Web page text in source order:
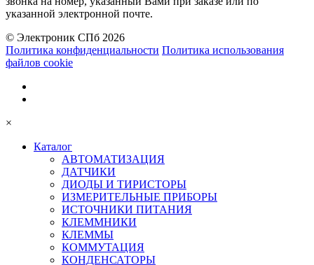
указанной электронной почте.
© Электроник СПб 2026
Политика конфиденциальности Политика использования
файлов cookie
×
Каталог
АВТОМАТИЗАЦИЯ
ДАТЧИКИ
ДИОДЫ И ТИРИСТОРЫ
ИЗМЕРИТЕЛЬНЫЕ ПРИБОРЫ
ИСТОЧНИКИ ПИТАНИЯ
КЛЕММНИКИ
КЛЕММЫ
КОММУТАЦИЯ
КОНДЕНСАТОРЫ